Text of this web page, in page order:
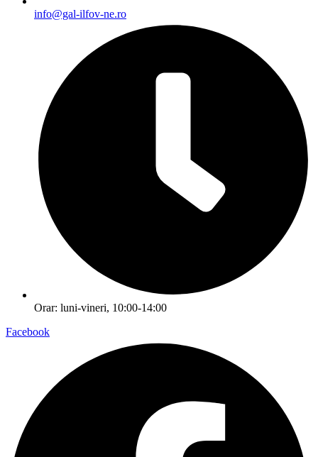
info@gal-ilfov-ne.ro
Orar: luni-vineri, 10:00-14:00
Facebook